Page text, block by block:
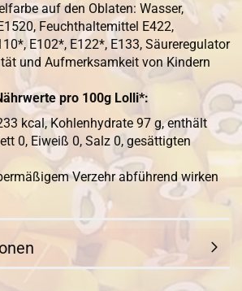
auf den Oblaten: Wasser,
Feuchthaltemittel E422,
E102*, E122*, E133, Säureregulator
und Aufmerksamkeit von Kindern
pro 100g Lolli*:
kcal, Kohlenhydrate 97 g, enthält
0, Eiweiß 0, Salz 0, gesättigten
Verzehr abführend wirken